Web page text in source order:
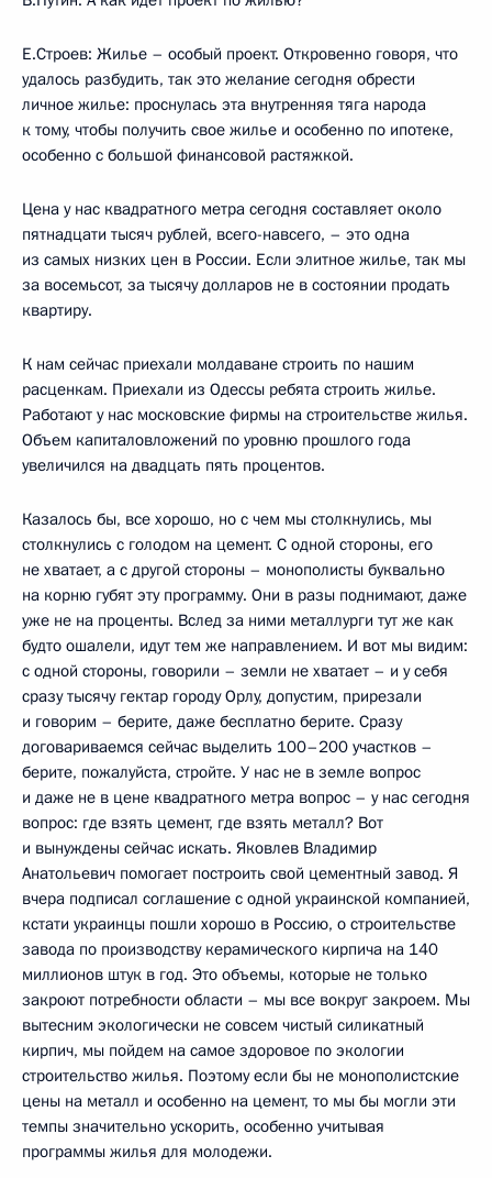
Е.Строев: Жилье – особый проект. Откровенно говоря, что
удалось разбудить, так это желание сегодня обрести
личное жилье: проснулась эта внутренняя тяга народа
к тому, чтобы получить свое жилье и особенно по ипотеке,
особенно с большой финансовой растяжкой.
Цена у нас квадратного метра сегодня составляет около
пятнадцати тысяч рублей, всего-навсего, – это одна
из самых низких цен в России. Если элитное жилье, так мы
за восемьсот, за тысячу долларов не в состоянии продать
квартиру.
К нам сейчас приехали молдаване строить по нашим
расценкам. Приехали из Одессы ребята строить жилье.
Работают у нас московские фирмы на строительстве жилья.
Объем капиталовложений по уровню прошлого года
увеличился на двадцать пять процентов.
Казалось бы, все хорошо, но с чем мы столкнулись, мы
столкнулись с голодом на цемент. С одной стороны, его
не хватает, а с другой стороны – монополисты буквально
на корню губят эту программу. Они в разы поднимают, даже
уже не на проценты. Вслед за ними металлурги тут же как
будто ошалели, идут тем же направлением. И вот мы видим:
с одной стороны, говорили – земли не хватает – и у себя
сразу тысячу гектар городу Орлу, допустим, прирезали
и говорим – берите, даже бесплатно берите. Сразу
договариваемся сейчас выделить 100–200 участков –
берите, пожалуйста, стройте. У нас не в земле вопрос
и даже не в цене квадратного метра вопрос – у нас сегодня
вопрос: где взять цемент, где взять металл? Вот
и вынуждены сейчас искать. Яковлев Владимир
Анатольевич помогает построить свой цементный завод. Я
вчера подписал соглашение с одной украинской компанией,
кстати украинцы пошли хорошо в Россию, о строительстве
завода по производству керамического кирпича на 140
миллионов штук в год. Это объемы, которые не только
закроют потребности области – мы все вокруг закроем. Мы
вытесним экологически не совсем чистый силикатный
кирпич, мы пойдем на самое здоровое по экологии
строительство жилья. Поэтому если бы не монополистские
цены на металл и особенно на цемент, то мы бы могли эти
темпы значительно ускорить, особенно учитывая
программы жилья для молодежи.